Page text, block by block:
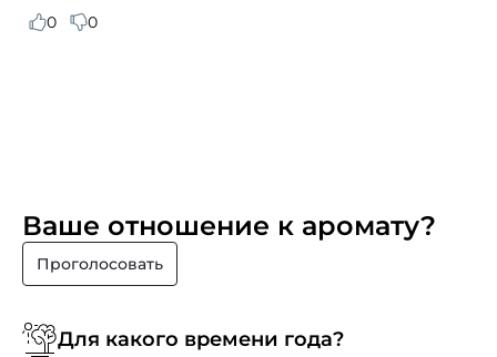
0 0
Ваше отношение к аромату?
Проголосовать
Для какого времени года?